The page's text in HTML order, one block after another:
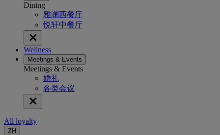
Dining
雅澜西餐厅
悦轩中餐厅
Wellness
Meetings & Events
Meetings & Events
婚礼
各类会议
All loyalty
ZH